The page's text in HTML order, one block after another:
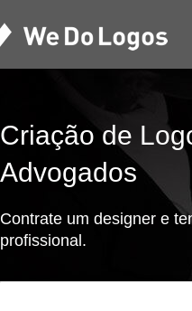
Criação de
Advogados
Contrate um designer e
profissional.